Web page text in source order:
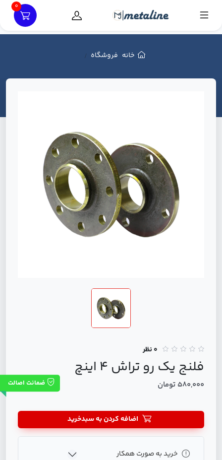
0
خانه فروشگاه
0 نظر
فلنج يك رو تراش 4 اينچ
580,000 تومان ضمانت اصالت
اضافه کردن به سبدخرید
خرید به صورت همکار